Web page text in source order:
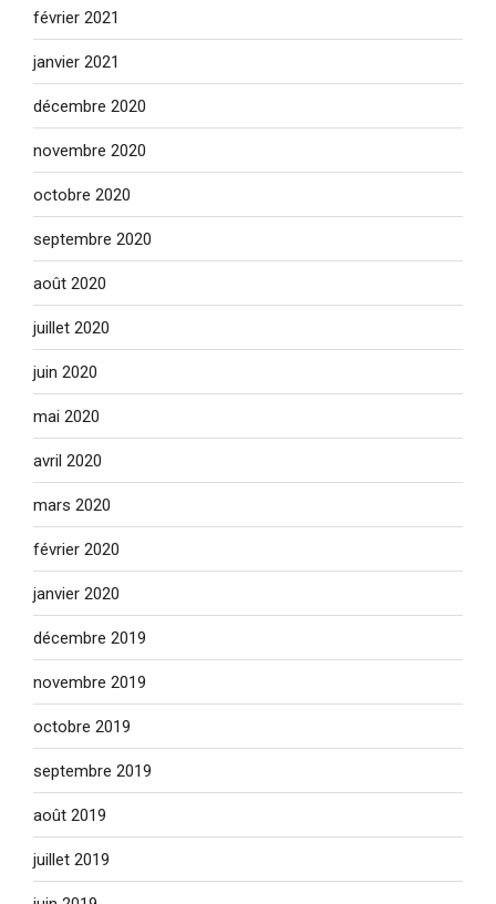
février 2021
janvier 2021
décembre 2020
novembre 2020
octobre 2020
septembre 2020
août 2020
juillet 2020
juin 2020
mai 2020
avril 2020
mars 2020
février 2020
janvier 2020
décembre 2019
novembre 2019
octobre 2019
septembre 2019
août 2019
juillet 2019